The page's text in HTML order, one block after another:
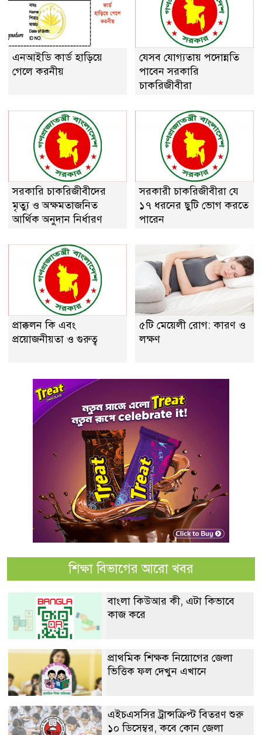
এনআইডি কার্ড হাড়িয়ে
গেলে করনীয়
যেসব যোগ্যতায় পদোন্নতি
পাবেন সরকারি
চাকরিজীবীরা
সরকারি চাকরিজীবীদের
মৃত্যু ও অক্ষমতাজনিত
আর্থিক অনুদান নির্ধারণ
সরকারী চাকরিজীবীরা যে
১৭ ধরনের ছুটি ভোগ করতে
পারেন
প্রাক্কলন কি এবং
প্রয়ােজনীয়তা ও গুরুত্ব
৫টি মেয়েলী রোগ: কারণ ও
লক্ষণ
শিক্ষা বিভাগের আরো খবর
বাংলা কিউআর কী, এটা কিভাবে
কাজ করে
প্রাথমিক শিক্ষক নিয়োগের জেলা
ভিত্তিক ফল দেখুন এখানে
এইচএসসির ট্রান্সক্রিপ্ট বিতরণ শুরু
১০ ডিসেম্বর, কবে কোন জেলা